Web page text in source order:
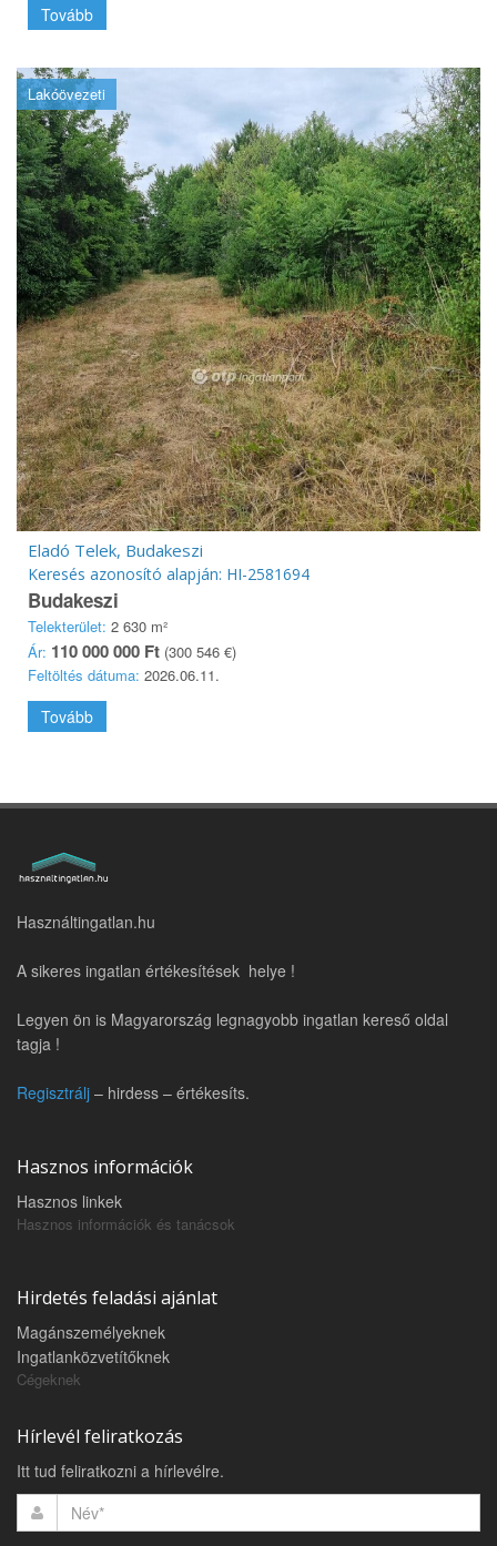
Tovább
Lakóövezeti
Eladó Telek, Budakeszi
Keresés azonosító alapján: HI-2581694
Budakeszi
Telekterület: 2 630 m²
Ár: 110 000 000 Ft (300 546 €)
Feltöltés dátuma: 2026.06.11.
Tovább
Használtingatlan.hu
A sikeres ingatlan értékesítések helye !
Legyen ön is Magyarország legnagyobb ingatlan kereső oldal
tagja !
Regisztrálj – hirdess – értékesíts.
Hasznos információk
Hasznos linkek
Hasznos információk és tanácsok
Hirdetés feladási ajánlat
Magánszemélyeknek
Ingatlanközvetítőknek
Cégeknek
Hírlevél feliratkozás
Itt tud feliratkozni a hírlevélre.